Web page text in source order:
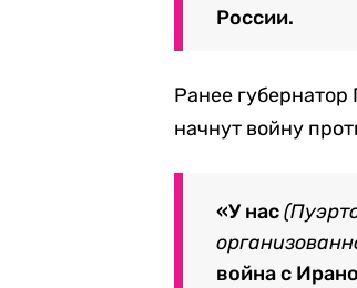
России.
Ранее
начнут войну
«У нас
война с